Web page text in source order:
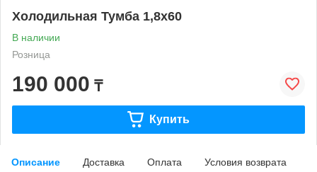
Холодильная Тумба 1,8x60
В наличии
Розница
190 000 ₸
Купить
Описание Доставка Оплата Условия возврата